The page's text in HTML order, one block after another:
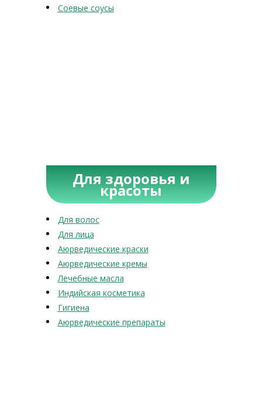
Соевые соусы
Для здоровья и
красоты
Для волос
Для лица
Аюрведические краски
Аюрведические кремы
Лечебные масла
Индийская косметика
Гигиена
Аюрведические препараты